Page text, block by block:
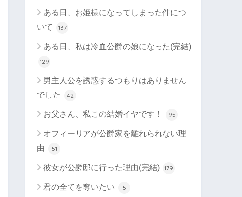
ある日、お姫様になってしまった件につ
いて
137
ある日、私は冷血公爵の娘になった(完結)
129
男主人公を誘惑するつもりはありません
でした
42
お父さん、私この結婚イヤです！ 95
オフィーリアが公爵家を離れられない理
由
51
彼女が公爵邸に行った理由(完結) 179
君の全てを奪いたい 5